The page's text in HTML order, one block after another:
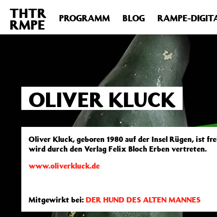
Deprecated : Die Funktion post_permalink ist seit Version
includes/functions.phpon line6031
THTR
RMPE PROGRAMM BLOG RAMPE-
OLIVER KLUCK
Oliver Kluck, geboren 1980 auf der Insel Rügen, ist
wird durch den Verlag Felix Bloch Erben vertreten.
www.oliverkluck.de
Mitgewirkt bei: DER HUND DES ALTEN MANNES